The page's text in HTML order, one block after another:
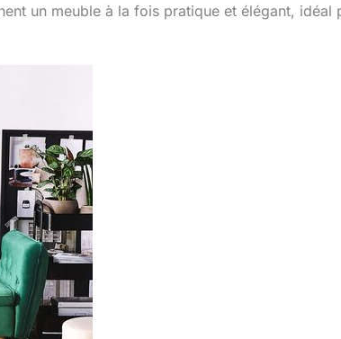
un meuble à la fois pratique et élégant, idéal